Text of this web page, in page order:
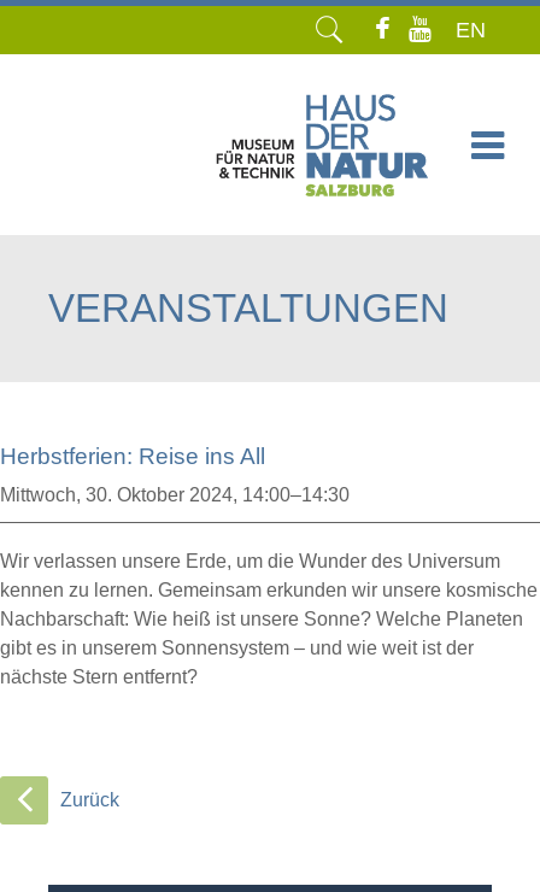
EN
VERANSTALTUNGEN
Herbstferien: Reise ins All
Mittwoch, 30. Oktober 2024, 14:00–14:30
Wir verlassen unsere Erde, um die Wunder des Universum
kennen zu lernen. Gemeinsam erkunden wir unsere kosmische
Nachbarschaft: Wie heiß ist unsere Sonne? Welche Planeten
gibt es in unserem Sonnensystem – und wie weit ist der
nächste Stern entfernt?
Zurück